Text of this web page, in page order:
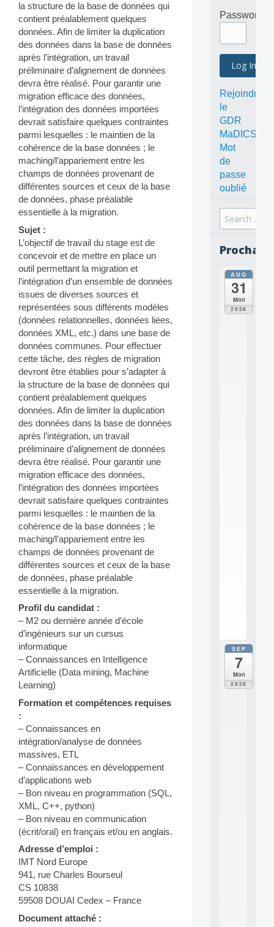
la structure de la base de données qui
contient préalablement quelques
données. Afin de limiter la duplication
des données dans la base de données
après l’intégration, un travail
préliminaire d’alignement de données
devra être réalisé. Pour garantir une
migration efficace des données,
l’intégration des données importées
devrait satisfaire quelques contraintes
parmi lesquelles : le maintien de la
cohérence de la base données ; le
maching/l’appariement entre les
champs de données provenant de
différentes sources et ceux de la base
de données, phase préalable
essentielle à la migration.
Sujet :
L’objectif de travail du stage est de
concevoir et de mettre en place un
outil permettant la migration et
l’intégration d’un ensemble de données
issues de diverses sources et
représentées sous différents modèles
(données relationnelles, données liées,
données XML, etc.) dans une base de
données communes. Pour effectuer
cette tâche, des règles de migration
devront être établies pour s’adapter à
la structure de la base de données qui
contient préalablement quelques
données. Afin de limiter la duplication
des données dans la base de données
après l’intégration, un travail
préliminaire d’alignement de données
devra être réalisé. Pour garantir une
migration efficace des données,
l’intégration des données importées
devrait satisfaire quelques contraintes
parmi lesquelles : le maintien de la
cohérence de la base données ; le
maching/l’appariement entre les
champs de données provenant de
différentes sources et ceux de la base
de données, phase préalable
essentielle à la migration.
Profil du candidat :
– M2 ou dernière année d’école
d’ingénieurs sur un cursus
informatique
– Connaissances en Intelligence
Artificielle (Data mining, Machine
Learning)
Formation et compétences requises
:
– Connaissances en
intégration/analyse de données
massives, ETL
– Connaissances en développement
d’applications web
– Bon niveau en programmation (SQL,
XML, C++, python)
– Bon niveau en communication
(écrit/oral) en français et/ou en anglais.
Adresse d’emploi :
IMT Nord Europe
941, rue Charles Bourseul
CS 10838
59508 DOUAI Cedex – France
Document attaché :
Password
Rejoindre
le
GDR
MaDICS
Mot
de
passe
oublié
Search
for:
AUG
31
Mon
2026
SEP
7
Mon
2026